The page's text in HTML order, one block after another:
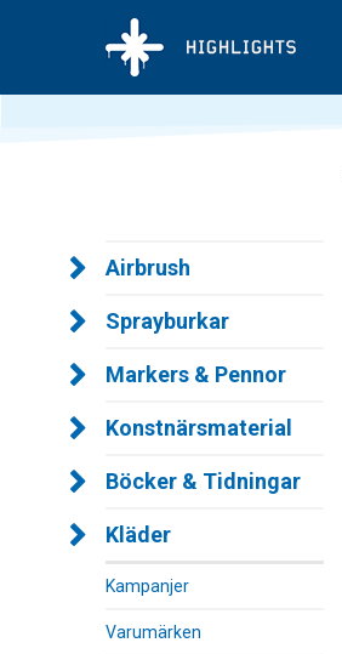
Airbrush
Sprayburkar
Markers & Pennor
Konstnärsmaterial
Böcker & Tidningar
Kläder
Kampanjer
Varumärken